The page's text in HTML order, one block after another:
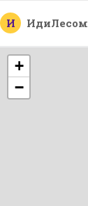
И ИдиЛесом
+
−